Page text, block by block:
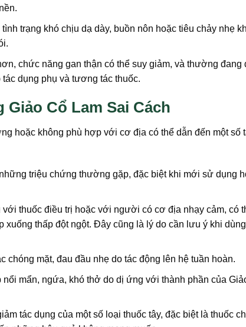
trạng khó chịu dạ dày, buồn nôn hoặc tiêu chảy nhẹ
chức năng gan thận có thể suy giảm, và thường đang
dụng phụ và tương tác thuốc.
Giảo Cổ Lam Sai Cách
hoặc không phù hợp với cơ địa có thể dẫn đến một số
triệu chứng thường gặp, đặc biệt khi mới sử dụng
với thuốc điều trị hoặc với người có cơ địa nhạy cảm, có
thấp đột ngột. Đây cũng là lý do cần lưu ý khi
chóng mặt, đau đầu nhẹ do tác động lên hệ tuần hoàn.
mẩn, ngứa, khó thở do dị ứng với thành phần của
tác dụng của một số loại thuốc tây, đặc biệt là thuốc